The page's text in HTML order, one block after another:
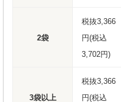
2袋
税抜3,366
円(税込
3,702円)
3袋以上
税抜3,366
円(税込